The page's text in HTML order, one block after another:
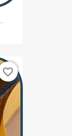
favorite_border